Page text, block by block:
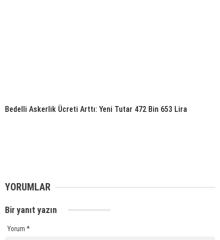
Bedelli Askerlik Ücreti Arttı: Yeni Tutar 472 Bin 653 Lira
YORUMLAR
Bir yanıt yazın
Yorum *